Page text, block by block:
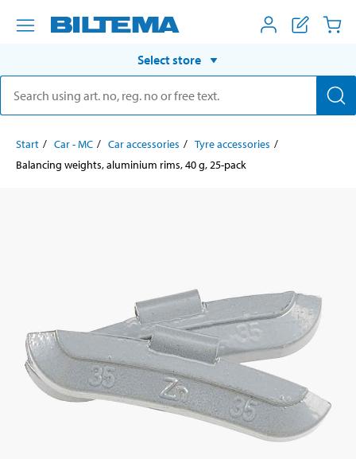
Select store
Start Car - MC Car accessories
Tyre accessories
Balancing weights, aluminium rims, 40 g, 25-pack